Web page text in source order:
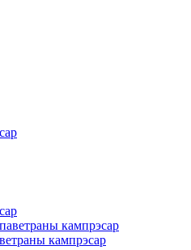
кампрэсар
кампрэсар